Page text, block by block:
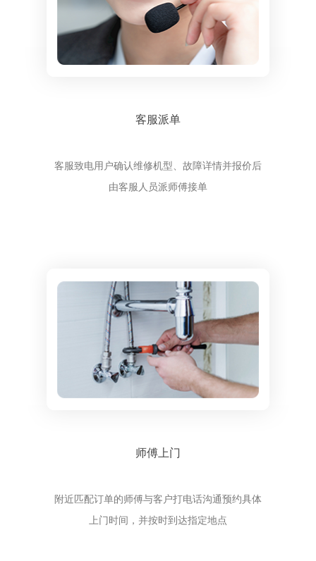
客服派单
客服致电用户确认维修机型、故障详情并报价后
由客服人员派师傅接单
师傅上门
附近匹配订单的师傅与客户打电话沟通预约具体
上门时间，并按时到达指定地点